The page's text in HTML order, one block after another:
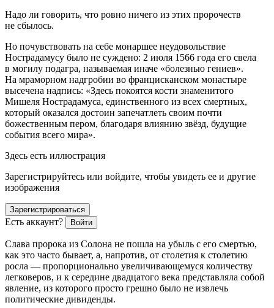
Надо ли говорить, что ровно ничего из этих пророчеств
не сбылось.
Но почувствовать на себе монаршее неудовольствие
Нострадамусу было не суждено: 2 июля 1566 года его свела
в могилу подагра, называемая иначе «болезнью гениев».
На мраморном надгробии во францисканском монастыре
высечена надпись: «Здесь покоятся кости знаменитого
Мишеля Нострадамуса, единственного из всех смертных,
который оказался достоин запечатлеть своим почти
божественным пером, благодаря влиянию звёзд, будущие
события всего мира».
Здесь есть иллюстрация
Зарегистрируйтесь или войдите, чтобы увидеть ее и другие
изображения
Зарегистрироваться
Есть аккаунт? Войти
Слава пророка из Солона не пошла на убыль с его смертью,
как это часто бывает, а, напротив, от столетия к столетию
росла — пропорционально увеличивающемуся количеству
легковеров, и к середине двадцатого века представляла собой
явление, из которого просто грешно было не извлечь
политические дивиденды.